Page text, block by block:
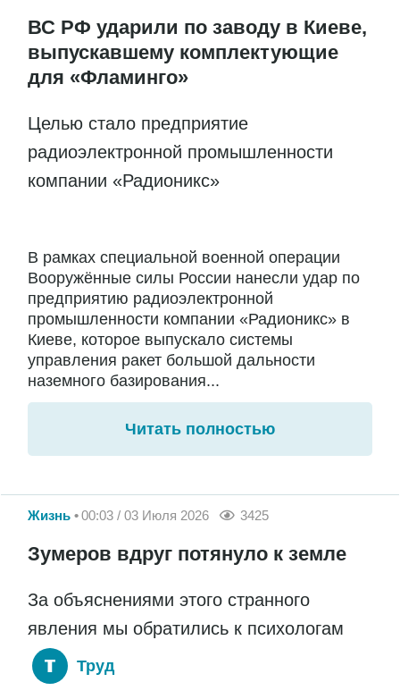
ВС РФ ударили по заводу в Киеве,
выпускавшему комплектующие
для «Фламинго»
Целью стало предприятие
радиоэлектронной промышленности
компании «Радионикс»
В рамках специальной военной операции
Вооружённые силы России нанесли удар по
предприятию радиоэлектронной
промышленности компании «Радионикс» в
Киеве, которое выпускало системы
управления ракет большой дальности
наземного базирования...
Читать полностью
Жизнь 00:03 / 03 Июля 2026 3425
Зумеров вдруг потянуло к земле
За объяснениями этого странного
явления мы обратились к психологам
Труд